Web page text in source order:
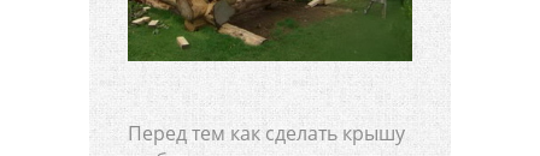
Перед тем как сделать крышу